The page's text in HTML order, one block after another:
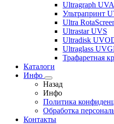
Ultragraph
Ультрапринт
Ultra
Ultrastar UVS
Ultradisk
Ultraglass
Трафаретная
Каталоги
Инфо
Назад
Инфо
Политика
Обработка
Контакты